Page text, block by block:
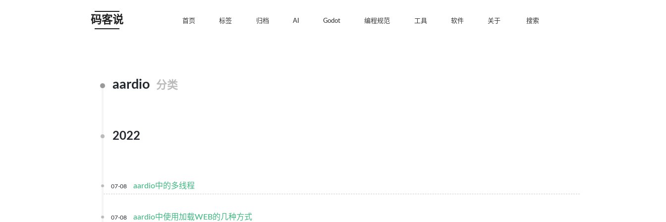
码客说 首页 标签 归档 AI Godot 编程规范 工具 软件 关于 搜索
aardio 分类
2022
07-08 aardio中的多线程
07-08 aardio中使用加载WEB的几种方式